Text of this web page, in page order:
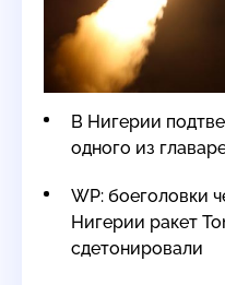
В Нигерии
одного из
WP: боеголовки
Нигерии ракет
сдетонировали